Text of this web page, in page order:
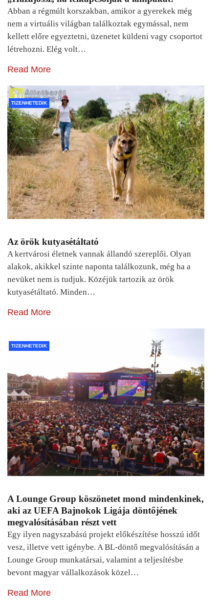
Abban a régmúlt korszakban, amikor a gyerekek még
nem a virtuális világban találkoztak egymással, nem
kellett előre egyeztetni, üzenetet küldeni vagy csoportot
létrehozni. Elég volt…
Read More
TIZENHETEDIK
Az örök kutyasétáltató
A kertvárosi életnek vannak állandó szereplői. Olyan
alakok, akikkel szinte naponta találkozunk, még ha a
nevüket nem is tudjuk. Közéjük tartozik az örök
kutyasétáltató. Minden…
Read More
TIZENHETEDIK
A Lounge Group köszönetet mond mindenkinek,
aki az UEFA Bajnokok Ligája döntőjének
megvalósításában részt vett
Egy ilyen nagyszabású projekt előkészítése hosszú időt
vesz, illetve vett igénybe. A BL-döntő megvalósításán a
Lounge Group munkatársai, valamint a teljesítésbe
bevont magyar vállalkozások közel…
Read More